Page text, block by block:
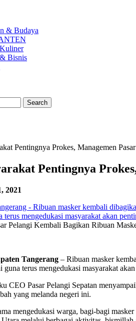
& Budaya
Bisnis
Pentingnya Prokes, Managemen
Pentingnya
2021
Pelangi Kembali Bagikan Ribuan
Tangerang – Ribuan masker
guna terus mengedukasi masyarakat
CEO Pasar Pelangi Sepatan
yang melanda negeri ini.
mengedukasi warga, bagi-bagi